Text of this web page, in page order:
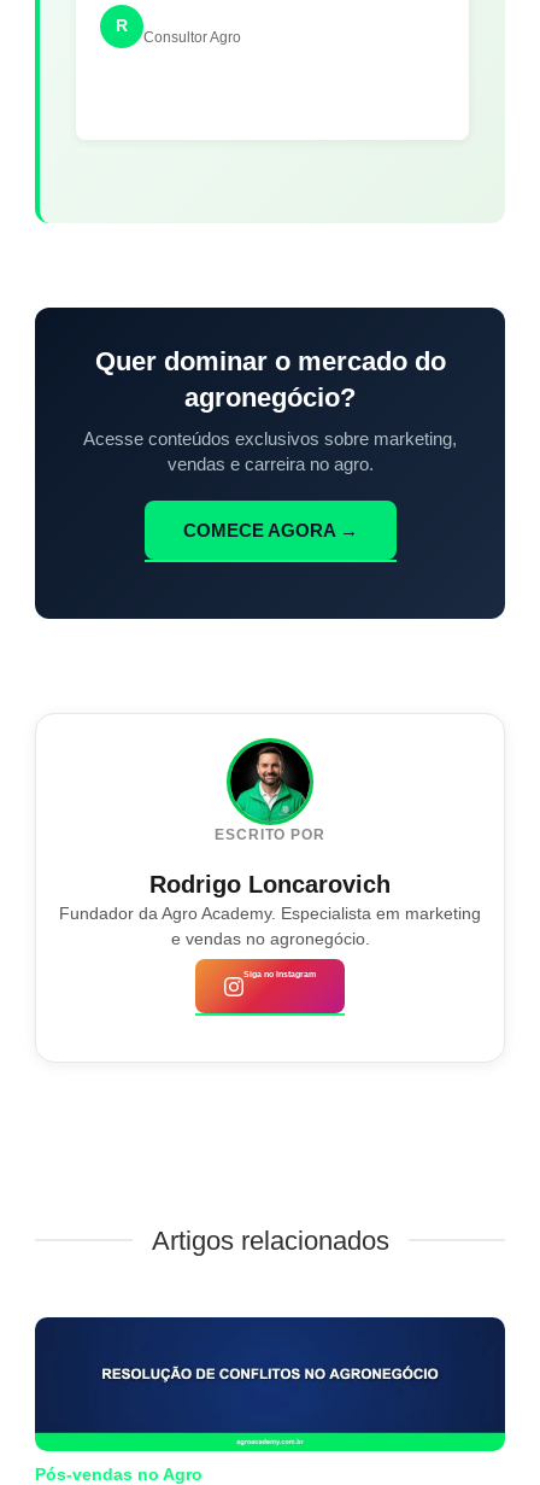
R
Consultor Agro
Quer dominar o mercado do
agronegócio?
Acesse conteúdos exclusivos sobre marketing,
vendas e carreira no agro.
COMECE AGORA →
ESCRITO POR
Rodrigo Loncarovich
Fundador da Agro Academy. Especialista em marketing
e vendas no agronegócio.
Siga no Instagram
Artigos relacionados
Pós-vendas no Agro